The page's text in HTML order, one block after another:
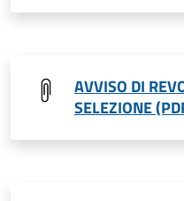
AVVISO DI
SELEZIONE